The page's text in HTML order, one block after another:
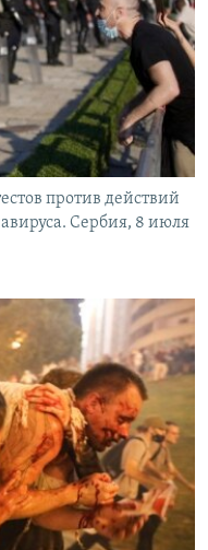
против действий
Сербия, 8 июля